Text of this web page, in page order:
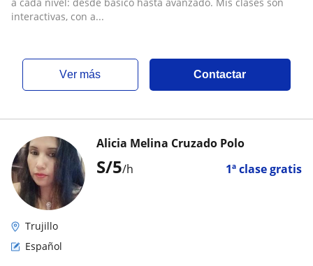
interactivas, con a...
ver más Contactar
S/5/h 1ª clase gratis
Alicia Melina Cruzado Polo
Trujillo
Español